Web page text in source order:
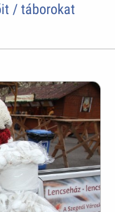
/ táborokat